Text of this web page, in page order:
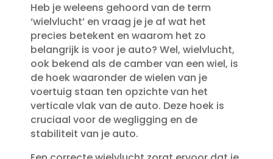
Heb je weleens gehoord van de term
‘wielvlucht’ en vraag je je af wat het
precies betekent en waarom het zo
belangrijk is voor je auto? Wel, wielvlucht,
ook bekend als de camber van een wiel, is
de hoek waaronder de wielen van je
voertuig staan ten opzichte van het
verticale vlak van de auto.​ Deze hoek is
cruciaal voor de wegligging en de
stabiliteit van je auto.​